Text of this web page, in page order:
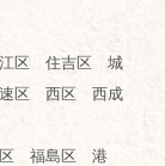
区 住吉区 城
区 西区 西成
区 福島区 港